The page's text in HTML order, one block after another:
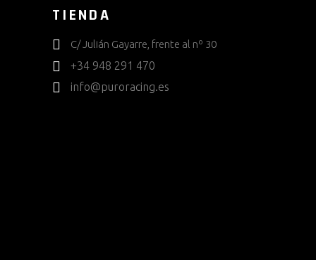
TIENDA
C/ Julián Gayarre, frente al nº 30
+34 948 291 470
info@puroracing.es